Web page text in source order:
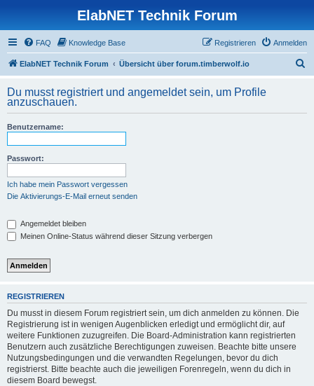
ElabNET Technik Forum
FAQ Knowledge Base Anmelden
Registrieren
ElabNET Technik Forum Übersicht über forum.timberwolf.io
h
Du musst registriert und angemeldet sein, um Profile
anzuschauen.
Benutzername:
Passwort:
Ich habe mein Passwort vergessen
Die Aktivierungs-E-Mail erneut senden
Angemeldet bleiben
Meinen Online-Status während dieser Sitzung verbergen
REGISTRIEREN
Du musst in diesem Forum registriert sein, um dich anmelden zu können. Die
Registrierung ist in wenigen Augenblicken erledigt und ermöglicht dir, auf
weitere Funktionen zuzugreifen. Die Board-Administration kann registrierten
Benutzern auch zusätzliche Berechtigungen zuweisen. Beachte bitte unsere
Nutzungsbedingungen und die verwandten Regelungen, bevor du dich
registrierst. Bitte beachte auch die jeweiligen Forenregeln, wenn du dich in
diesem Board bewegst.